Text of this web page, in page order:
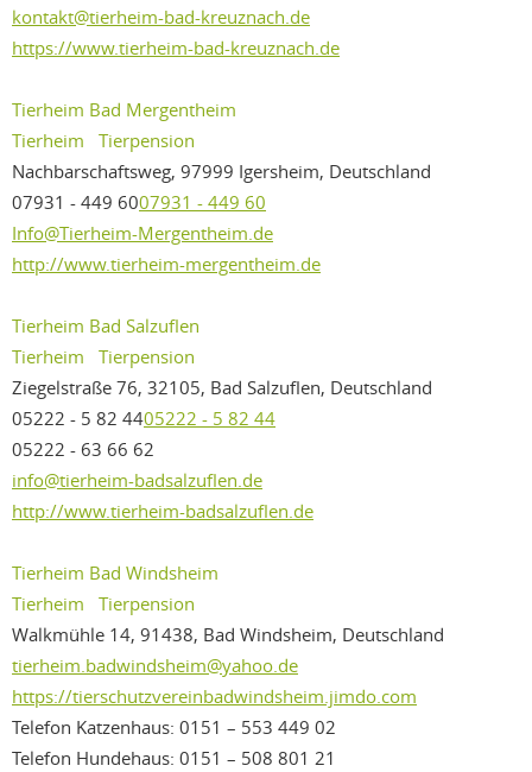
kontakt@tierheim-bad-kreuznach.de
https://www.tierheim-bad-kreuznach.de
Tierheim Bad Mergentheim
Tierheim
Tierpension
Nachbarschaftsweg, 97999 Igersheim, Deutschland
07931 - 449 6007931 - 449 60
Info@Tierheim-Mergentheim.de
http://www.tierheim-mergentheim.de
Tierheim Bad Salzuflen
Tierheim
Tierpension
Ziegelstraße 76, 32105, Bad Salzuflen, Deutschland
05222 - 5 82 4405222 - 5 82 44
05222 - 63 66 62
info@tierheim-badsalzuflen.de
http://www.tierheim-badsalzuflen.de
Tierheim Bad Windsheim
Tierheim
Tierpension
Walkmühle 14, 91438, Bad Windsheim, Deutschland
tierheim.badwindsheim@yahoo.de
https://tierschutzvereinbadwindsheim.jimdo.com
Telefon Katzenhaus: 0151 – 553 449 02
Telefon Hundehaus: 0151 – 508 801 21